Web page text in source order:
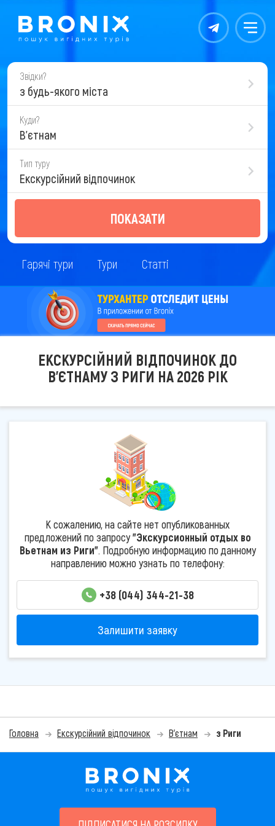
Контакты Меню
Звідки?
з будь-якого міста
Куди?
В'єтнам
Тип туру
Екскурсійний відпочинок
ПОКАЗАТИ
Гарячі тури Тури Статті
ЕКСКУРСІЙНИЙ ВІДПОЧИНОК ДО
В'ЄТНАМУ З РИГИ НА 2026 РІК
К сожалению, на сайте нет опубликованных
предложений по запросу"Экскурсионный отдых во
Вьетнам из Риги". Подробную информацию по данному
направлению можно узнать по телефону:
+38 (044) 344-21-38
Залишити заявку
Головна Екскурсійний відпочинок В'єтнам з Риги